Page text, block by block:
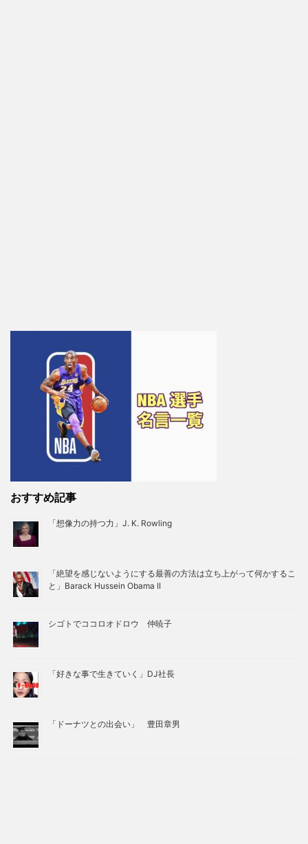
おすすめ記事
「想像力の持つ力」J. K. Rowling
「絶望を感じないようにする最善の方法は立ち上がって何かするこ
と」Barack Hussein Obama II
シゴトでココロオドロウ 仲暁子
「好きな事で生きていく」DJ社長
「ドーナツとの出会い」 豊田章男